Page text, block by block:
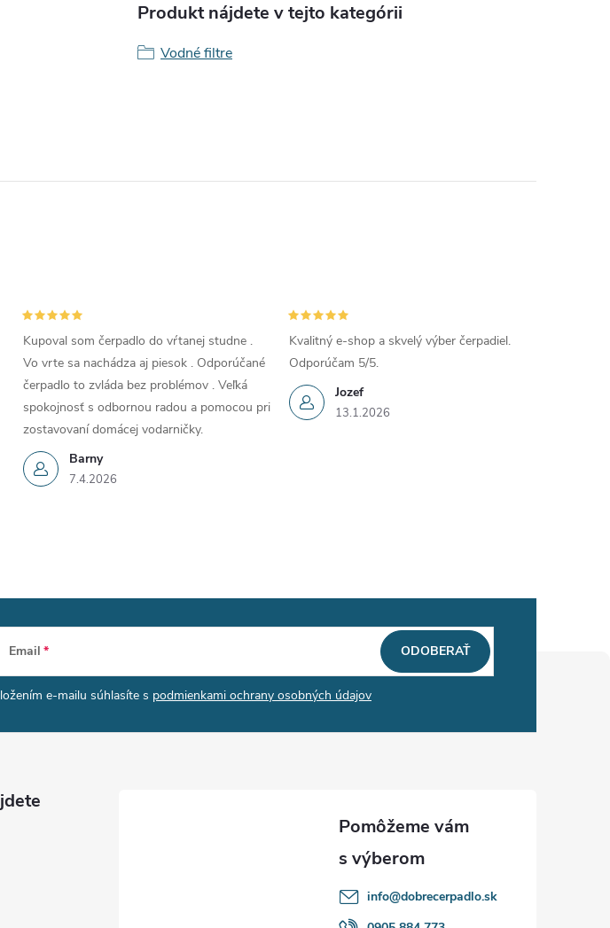
Produkt nájdete v tejto kategórii
Vodné filtre
Barny
7.4.2026
Kupoval som čerpadlo do vŕtanej studne .
Vo vrte sa nachádza aj piesok . Odporúčané
čerpadlo to zvláda bez problémov . Veľká
spokojnosť s odbornou radou a pomocou pri
zostavovaní domácej vodarničky.
Jozef
13.1.2026
Kvalitný e-shop a skvelý výber čerpadiel.
Odporúčam 5/5.
Email
e-mailu súhlasíte s podmienkami ochrany osobných údajov
ODOBERAŤ
info@dobrecerpadlo.sk